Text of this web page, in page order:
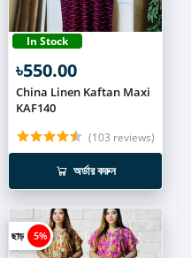
In Stock
৳550.00
China Linen Kaftan Maxi
KAF140
(103 reviews)
অর্ডার করুন
ছাড় 5%